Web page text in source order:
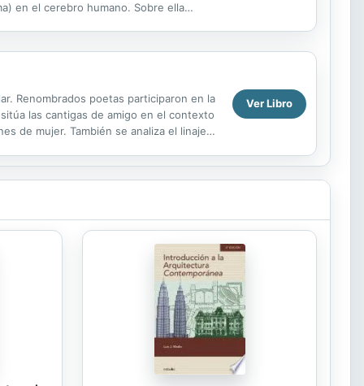
en el cerebro humano. Sobre ella
Renombrados poetas participaron en la
las cantigas de amigo en el contexto
de mujer. También se analiza el linaje
Ver Libro